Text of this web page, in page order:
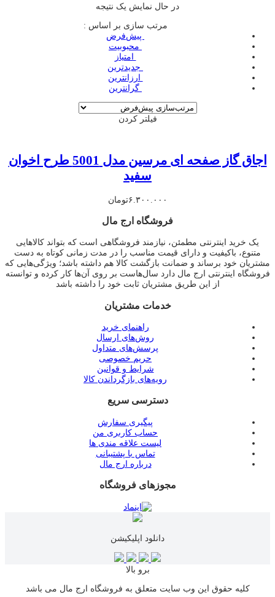
در حال نمایش یک نتیجه
مرتب سازی بر اساس :
‌ پیش‌فرض
‌ محبوبیت
‌ امتیاز
‌ جدیدترین
‌ ارزانترین
‌ گرانترین
فیلتر کردن
اجاق گاز صفحه ای مرسین مدل 5001 طرح اخوان
سفید
۶.۳۰۰.۰۰۰تومان
فروشگاه ارج مال
یک خرید اینترنتی مطمئن، نیازمند فروشگاهی است که بتواند کالاهایی
متنوع، باکیفیت و دارای قیمت مناسب را در مدت زمانی کوتاه به دست
مشتریان خود برساند و ضمانت بازگشت کالا هم داشته باشد؛ ویژگی‌هایی که
فروشگاه اینترنتی ارج مال دارد سال‌هاست بر روی آن‌ها کار کرده و توانسته
از این طریق مشتریان ثابت خود را داشته باشد
خدمات مشتریان
راهنمای خرید
روش‌های ارسال
پرسش‌های متداول
حریم خصوصی
شرایط و قوانین
رویه‌های بازگرداندن کالا
دسترسی سریع
پیگیری سفارش
حساب کاربری من
لیست علاقه مندی ها
تماس با پشتیبانی
درباره ارج مال
مجوزهای فروشگاه
دانلود اپلیکیشن
برو بالا
کلیه حقوق این وب سایت متعلق به فروشگاه ارج مال می باشد